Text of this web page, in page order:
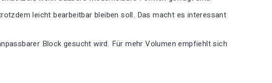
leicht bearbeitbar bleiben soll. Das macht es interessant
Block gesucht wird. Für mehr Volumen empfiehlt sich